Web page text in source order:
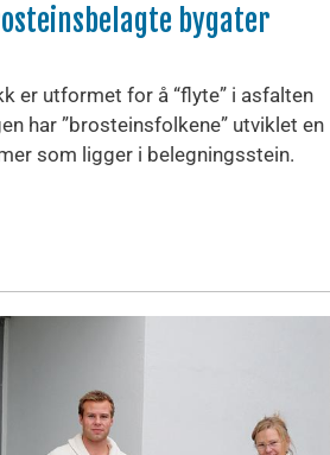
bygater
er utformet for å “flyte” i asfalten
har ”brosteinsfolkene” utviklet en
som ligger i belegningsstein.